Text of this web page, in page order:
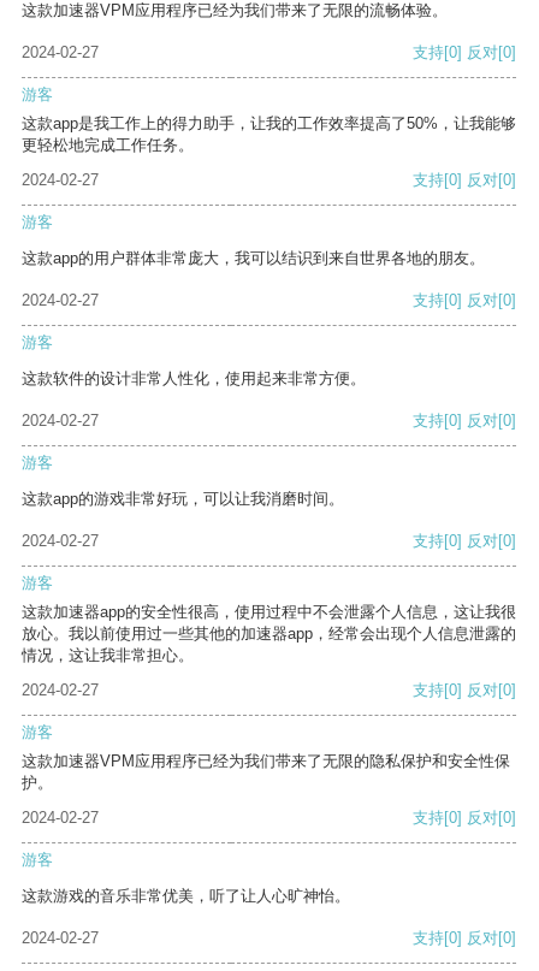
这款加速器VPM应用程序已经为我们带来了无限的流畅体验。
2024-02-27 支持[0] 反对[0]
游客
这款app是我工作上的得力助手，让我的工作效率提高了50%，让我能够
更轻松地完成工作任务。
2024-02-27
支持[0] 反对[0]
游客
这款app的用户群体非常庞大，我可以结识到来自世界各地的朋友。
2024-02-27 支持[0] 反对[0]
游客
这款软件的设计非常人性化，使用起来非常方便。
2024-02-27 支持[0] 反对[0]
游客
这款app的游戏非常好玩，可以让我消磨时间。
2024-02-27 支持[0] 反对[0]
游客
这款加速器app的安全性很高，使用过程中不会泄露个人信息，这让我很
放心。我以前使用过一些其他的加速器app，经常会出现个人信息泄露的
情况，这让我非常担心。
2024-02-27
支持[0] 反对[0]
游客
这款加速器VPM应用程序已经为我们带来了无限的隐私保护和安全性保
护。
2024-02-27
支持[0] 反对[0]
游客
这款游戏的音乐非常优美，听了让人心旷神怡。
2024-02-27 支持[0] 反对[0]